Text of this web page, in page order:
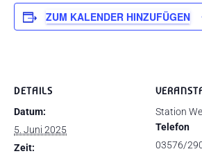
ZUM KALENDER HINZUFÜGEN
DETAILS
Datum:
5. Juni 2025
Zeit:
Station
Telefon
03576/